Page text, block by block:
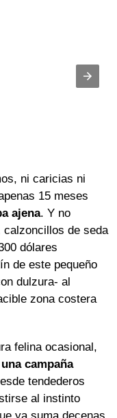
ni caricias ni
15 meses
ajena. Y no
de seda
dólares
de este pequeño
dulzura- al
zona costera
felina ocasional,
una campaña
tendederos
al instinto